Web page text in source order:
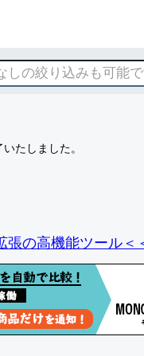
たしました。
張の高機能ツール＜